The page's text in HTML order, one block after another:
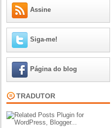
Assine
Siga-me!
Página do blog
TRADUTOR